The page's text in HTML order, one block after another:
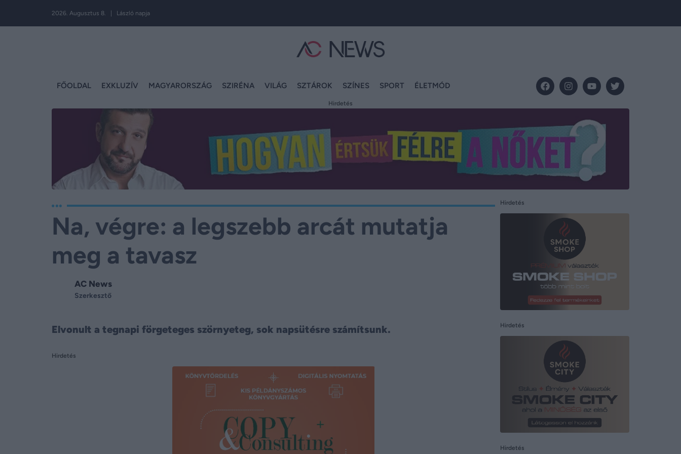
2026. Augusztus 8. | László napja
FŐOLDAL EXKLUZÍV MAGYARORSZÁG SZIRÉNA VILÁG SZTÁROK SZÍNES SPORT ÉLETMÓD
Hirdetés
Na, végre: a legszebb arcát mutatja
meg a tavasz
AC News
Szerkesztő
Elvonult a tegnapi förgeteges szörnyeteg, sok napsütésre számítsunk.
Hirdetés
Hirdetés
Hirdetés
Hirdetés